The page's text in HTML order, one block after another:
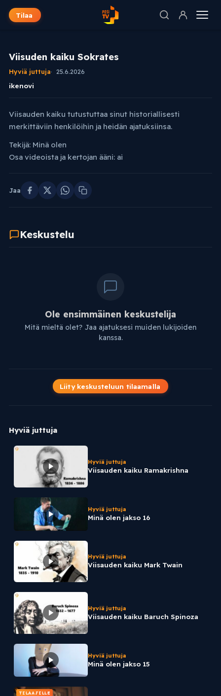
Tilaa
Viisuden kaiku Sokrates
Hyviä juttuja 25.6.2026
ikenovi
Viisauden kaiku tutustuttaa sinut historiallisesti
merkittäviin henkilöihin ja heidän ajatuksiinsa.
Tekijä: Minä olen
Osa videoista ja kertojan ääni: ai
Jaa
Keskustelu
Ole ensimmäinen keskustelija
Mitä mieltä olet? Jaa ajatuksesi muiden lukijoiden
kanssa.
Liity keskusteluun tilaamalla
Hyviä juttuja
Hyviä juttuja
Viisauden kaiku Ramakrishna
Hyviä juttuja
Minä olen jakso 16
Hyviä juttuja
Viisauden kaiku Mark Twain
Hyviä juttuja
Viisauden kaiku Baruch Spinoza
Hyviä juttuja
Minä olen jakso 15
TILAAJILLE